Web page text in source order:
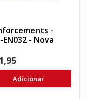
-
EN032 - Nova
Adicionar